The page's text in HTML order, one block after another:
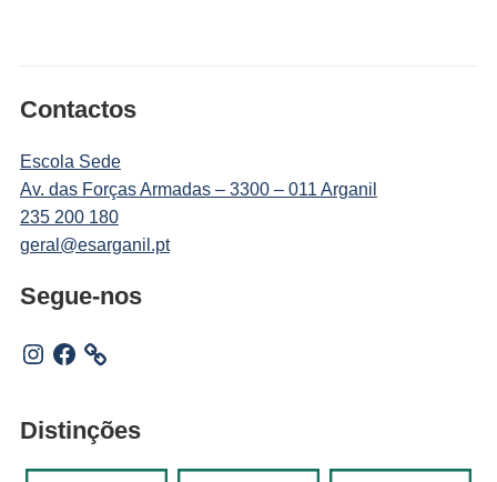
Contactos
Escola Sede
Av. das Forças Armadas – 3300 – 011 Arganil
235 200 180
geral@esarganil.pt
Segue-nos
Instagram
Facebook
Distinções